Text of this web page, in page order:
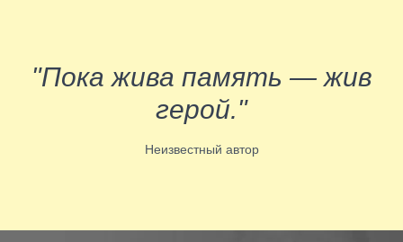
"Пока жива память — жив
герой."
Неизвестный автор